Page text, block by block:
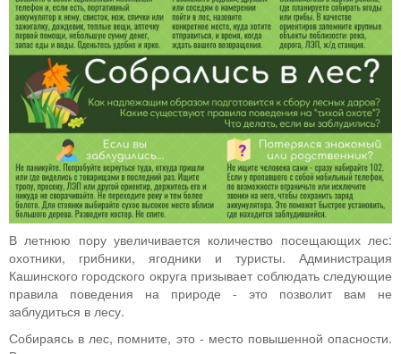
В летнюю пору увеличивается количество посещающих лес:
охотники, грибники, ягодники и туристы. Администрация
Кашинского городского округа призывает соблюдать следующие
правила поведения на природе - это позволит вам не
заблудиться в лесу.
Собираясь в лес, помните, это - место повышенной опасности.